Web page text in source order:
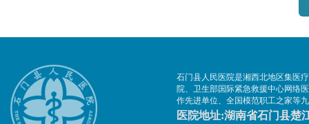
石门县人民医院是湘西北地区集医
院、卫生部国际紧急救援中心网络
作先进单位、全国模范职工之家等
医院地址:湖南省石门县楚